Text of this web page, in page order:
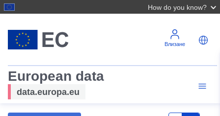
How do you know?
Влизане
European data
data.europa.eu